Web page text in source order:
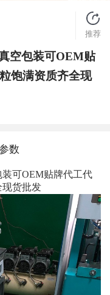
推荐
空包装可OEM贴
饱满资质齐全现
数
可OEM贴牌代工代
现货批发